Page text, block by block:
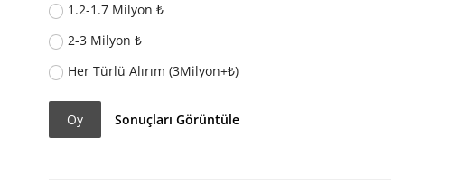
1.2-1.7 Milyon ₺
2-3 Milyon ₺
Her Türlü Alırım (3Milyon+₺)
Oy Sonuçları Görüntüle